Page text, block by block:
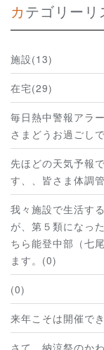
カテゴリーリ
施設(13)
在宅(29)
毎日熱中警報アラ
さまどうお過ごし
先ほどの天気予報
す、、皆さま体調
我々施設で生活す
が、第５類になっ
ちら能登中部（七
ます。(0)
(0)
来年こそは開催で